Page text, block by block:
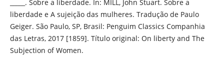
_____. Sobre a liberdade. In: MILL, John Stuart. Sobre a
liberdade e A sujeição das mulheres. Tradução de Paulo
Geiger. São Paulo, SP, Brasil: Penguim Classics Companhia
das Letras, 2017 [1859]. Título original: On liberty and The
Subjection of Women.